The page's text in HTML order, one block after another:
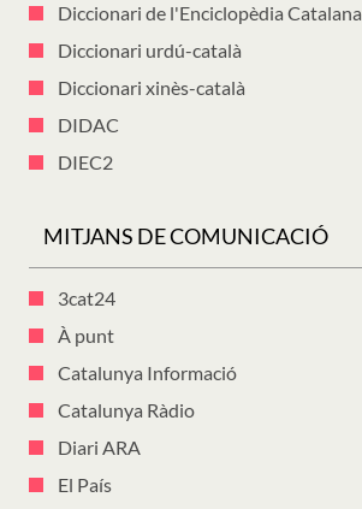
Diccionari de l'Enciclopèdia Catalana
Diccionari urdú-català
Diccionari xinès-català
DIDAC
DIEC2
MITJANS DE COMUNICACIÓ
3cat24
À punt
Catalunya Informació
Catalunya Ràdio
Diari ARA
El País